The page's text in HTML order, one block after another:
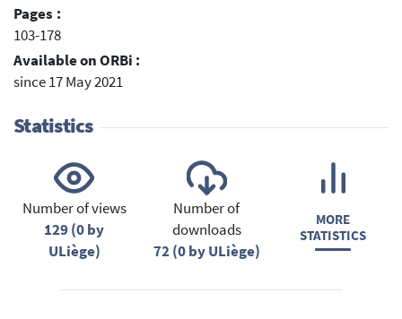
Pages :
103-178
Available on ORBi :
since 17 May 2021
Statistics
Number of views
129 (0 by
ULiège)
Number of
downloads
72 (0 by ULiège)
MORE
STATISTICS